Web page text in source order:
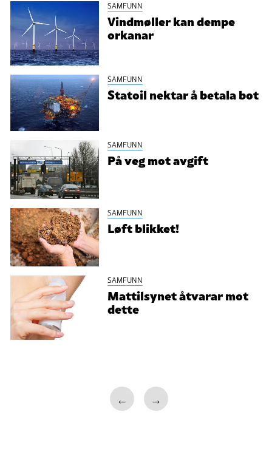
SAMFUNN
Vindmøller kan dempe
orkanar
SAMFUNN
Statoil nektar å betala bot
SAMFUNN
På veg mot avgift
SAMFUNN
Løft blikket!
SAMFUNN
Mattilsynet åtvarar mot
dette
← →